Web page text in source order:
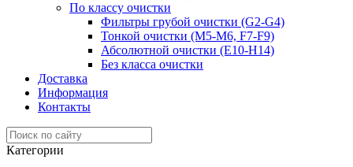
По классу очистки
Фильтры грубой очистки (G2-G4)
Тонкой очистки (М5-М6, F7-F9)
Абсолютной очистки (Е10-H14)
Без класса очистки
Доставка
Информация
Контакты
Категории